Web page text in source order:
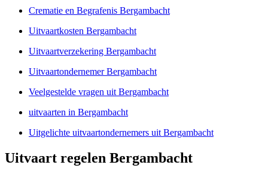
Crematie en Begrafenis Bergambacht
Uitvaartkosten Bergambacht
Uitvaartverzekering Bergambacht
Uitvaartondernemer Bergambacht
Veelgestelde vragen uit Bergambacht
uitvaarten in Bergambacht
Uitgelichte uitvaartondernemers uit Bergambacht
Uitvaart regelen Bergambacht